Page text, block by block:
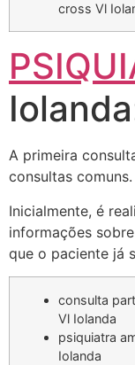
cross Vl
A primeira
consultas comuns.
Inicialmente, é
informações
que o paciente já
consulta
Vl Iolanda
psiquiatra
Iolanda